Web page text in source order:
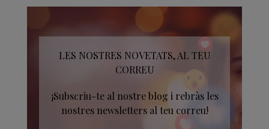
LES NOSTRES NOVETATS, AL TEU
CORREU
¡Subscriu-te al nostre blog i rebràs les
nostres newsletters al teu correu!